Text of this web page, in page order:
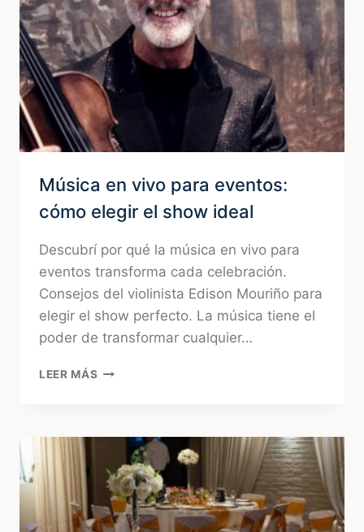
EN
CAMINO
DE
LOS
HORNEROS
Música en vivo para eventos:
cómo elegir el show ideal
Descubrí por qué la música en vivo para
eventos transforma cada celebración.
Consejos del violinista Edison Mouriño para
elegir el show perfecto. La música tiene el
poder de transformar cualquier…
LEER MÁS MÚSICA
EVENTOS:
CÓMO
ELEGIR
EL
SHOW
IDEAL